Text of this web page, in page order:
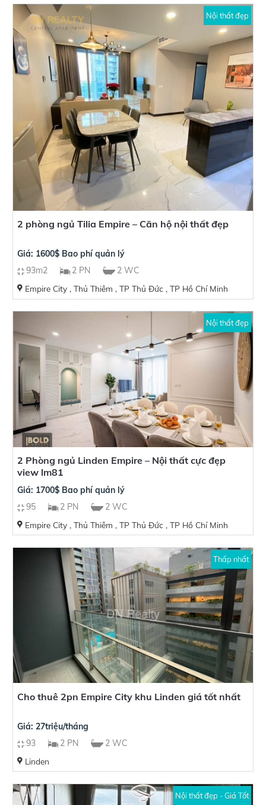
Nội thất đẹp
2 phòng ngủ Tilia Empire – Căn hộ nội thất đẹp
Giá: 1600$ Bao phí quản lý
93m2
2 PN 2 WC
Empire City , Thủ Thiêm , TP Thủ Đức , TP Hồ Chí Minh
Nội thất đẹp
2 Phòng ngủ Linden Empire – Nội thất cực đẹp
view lm81
Giá: 1700$ Bao phí quản lý
95
2 PN 2 WC
Empire City , Thủ Thiêm , TP Thủ Đức , TP Hồ Chí Minh
Thấp nhất
Cho thuê 2pn Empire City khu Linden giá tốt nhất
Giá: 27triệu/tháng
93
2 PN 2 WC
Linden
Nội thất đẹp - Giá Tốt